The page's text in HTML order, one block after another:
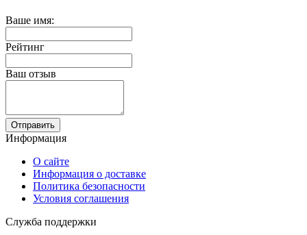
Ваше имя:
Рейтинг
Ваш отзыв
Отправить
Информация
О сайте
Информация о доставке
Политика безопасности
Условия соглашения
Служба поддержки